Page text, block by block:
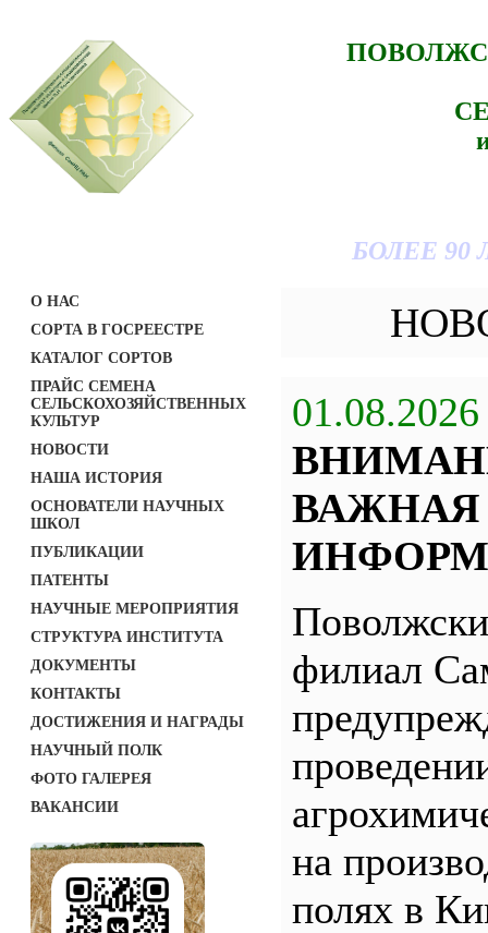
БОЛЕЕ
О НАС
СОРТА В ГОСРЕЕСТРЕ
КАТАЛОГ СОРТОВ
ПРАЙС СЕМЕНА
СЕЛЬСКОХОЗЯЙСТВЕННЫХ
КУЛЬТУР
НОВОСТИ
НАША ИСТОРИЯ
ОСНОВАТЕЛИ НАУЧНЫХ
ШКОЛ
ПУБЛИКАЦИИ
ПАТЕНТЫ
НАУЧНЫЕ МЕРОПРИЯТИЯ
СТРУКТУРА ИНСТИТУТА
ДОКУМЕНТЫ
КОНТАКТЫ
ДОСТИЖЕНИЯ И НАГРАДЫ
НАУЧНЫЙ ПОЛК
ФОТО ГАЛЕРЕЯ
ВАКАНСИИ
01.08.2026
ВАЖНАЯ
филиал
на
полях в